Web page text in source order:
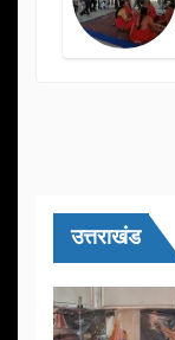
उत्तराखंड